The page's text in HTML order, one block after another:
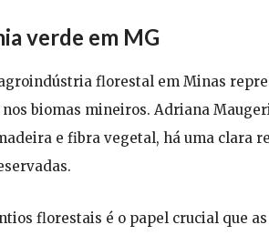
verde em MG
florestal em Minas
biomas mineiros. Adriana
e fibra vegetal, há uma clara
florestais é o papel crucial que